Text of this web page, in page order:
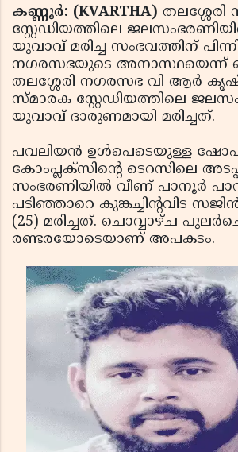
കണ്ണൂര്‍: (KVARTHA)
സ്റ്റേഡിയത്തിലെ
യുവാവ് മരിച്ച സംഭവത്തിന്
നഗരസഭയുടെ അനാസ്ഥയെന്ന്
തലശ്ശേരി നഗരസഭ വി ആര്‍
സ്മാരക സ്റ്റേഡിയത്തിലെ
യുവാവ് ദാരുണമായി മരിച്ചത്.
പവലിയന്‍ ഉള്‍പെടെയുള്ള
കോംപ്ലക്സിന്റെ ടെറസിലെ
സംഭരണിയില്‍ വീണ് പാനൂര്‍
പടിഞ്ഞാറെ കുങ്കച്ചിന്റവിട
(25) മരിച്ചത്. ചൊവ്വാഴ്ച
രണ്ടരയോടെയാണ് അപകടം.